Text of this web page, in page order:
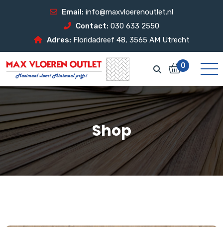
Email: info@maxvloerenoutlet.nl
Contact: 030 633 2550
Adres: Floridadreef 48, 3565 AM Utrecht
0
Shop